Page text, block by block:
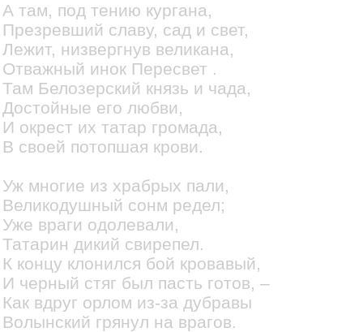
А там, под тению кургана,
Презревший славу, сад и свет,
Лежит, низвергнув великана,
Отважный инок Пересвет .
Там Белозерский князь и чада,
Достойные его любви,
И окрест их татар громада,
В своей потопшая крови.
Уж многие из храбрых пали,
Великодушный сонм редел;
Уже враги одолевали,
Татарин дикий свирепел.
К концу клонился бой кровавый,
И черный стяг был пасть готов, –
Как вдруг орлом из-за дубравы
Волынский грянул на врагов.